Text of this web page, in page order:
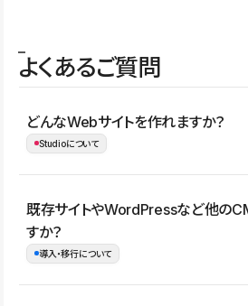
よくあるご質問
どんなWebサイトを作れますか？
Studioについて
コーポレートサイト、サービスサイト、
グ・メディア、イベントサイト、店舗・
ォリオなど幅広く制作できます。
既存サイトやWordPressなど他の
すか？
導入・移行について